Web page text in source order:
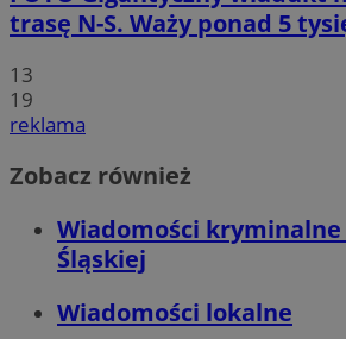
trasę N-S. Waży ponad 5
13
19
reklama
Zobacz również
Wiadomości kryminalne
Śląskiej
Wiadomości lokalne